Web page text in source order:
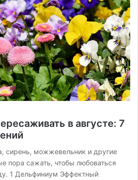
в августе: 7
сирень, можжевельник и другие
пора сажать, чтобы любоваться
1 Дельфиниум Эффектный